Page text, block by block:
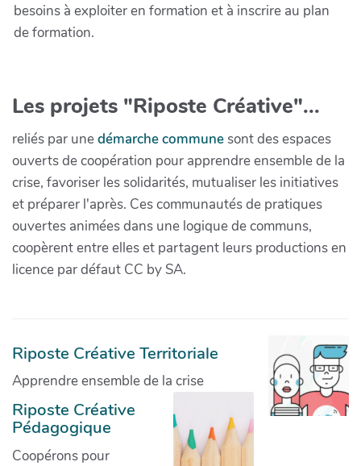
besoins à exploiter en formation et à inscrire au plan
de formation.
Les projets "Riposte Créative"...
reliés par unedémarche communesont des espaces
ouverts de coopération pour apprendre ensemble de la
crise, favoriser les solidarités, mutualiser les initiatives
et préparer l'après. Ces communautés de pratiques
ouvertes animées dans une logique de communs,
coopèrent entre elles et partagent leurs productions en
licence par défaut CC by SA.
Riposte Créative Territoriale
Apprendre ensemble de la crise
Riposte Créative
Pédagogique
Coopérons pour